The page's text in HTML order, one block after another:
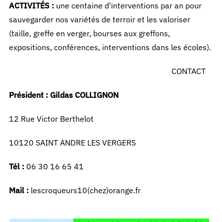
ACTIVITÉS : une centaine d'interventions par an pour
sauvegarder nos variétés de terroir et les valoriser
(taille, greffe en verger, bourses aux greffons,
expositions, conférences, interventions dans les écoles).
CONTACT
Président : Gildas COLLIGNON
12 Rue Victor Berthelot
10120 SAINT ANDRE LES VERGERS
Tél : 06 30 16 65 41
Mail : lescroqueurs10(chez)orange.fr